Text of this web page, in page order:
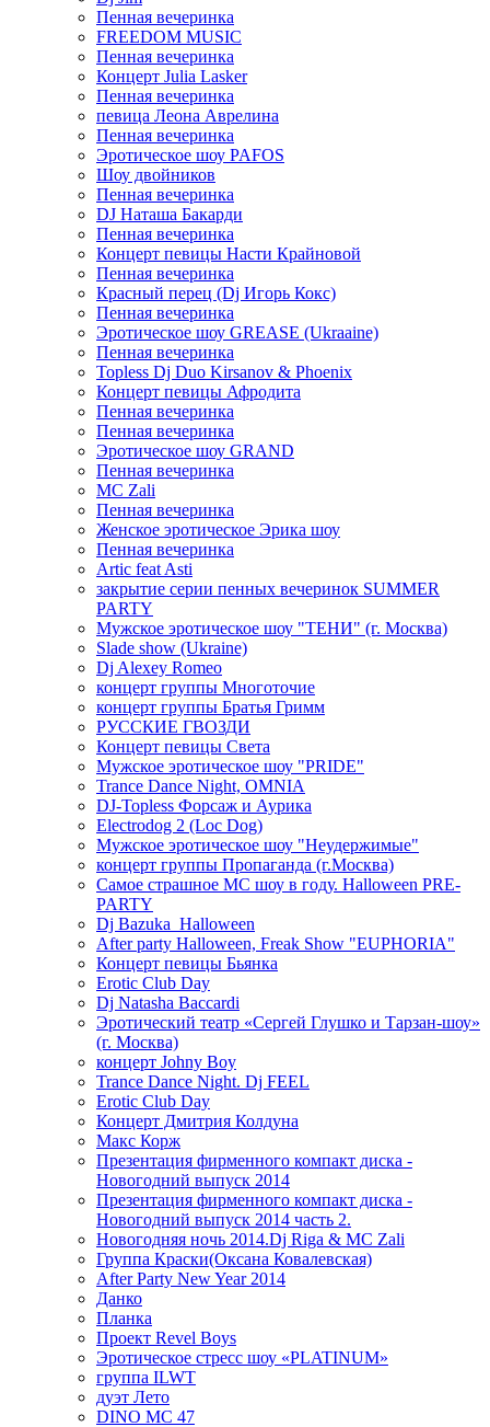
Пенная вечеринка
FREEDOM MUSIC
Пенная вечеринка
Концерт Julia Lasker
Пенная вечеринка
певица Леона Аврелина
Пенная вечеринка
Эротическое шоу PAFOS
Шоу двойников
Пенная вечеринка
DJ Наташа Бакарди
Пенная вечеринка
Концерт певицы Насти Крайновой
Пенная вечеринка
Красный перец (Dj Игорь Кокс)
Пенная вечеринка
Эротическое шоу GREASE (Ukraaine)
Пенная вечеринка
Topless Dj Duo Kirsanov & Phoenix
Концерт певицы Афродита
Пенная вечеринка
Пенная вечеринка
Эротическое шоу GRAND
Пенная вечеринка
MC Zali
Пенная вечеринка
Женское эротическое Эрика шоу
Пенная вечеринка
Artic feat Asti
закрытие серии пенных вечеринок SUMMER
PARTY
Мужское эротическое шоу "ТЕНИ" (г. Москва)
Slade show (Ukraine)
Dj Alexey Romeo
концерт группы Многоточие
концерт группы Братья Гримм
РУССКИЕ ГВОЗДИ
Концерт певицы Света
Мужское эротическое шоу "PRIDE"
Trance Dance Night, OMNIA
DJ-Topless Форсаж и Аурика
Electrodog 2 (Loc Dog)
Мужское эротическое шоу "Неудержимые"
концерт группы Пропаганда (г.Москва)
Самое страшное МС шоу в году. Halloween PRE-
PARTY
Dj Bazuka_Halloween
After party Halloween, Freak Show "EUPHORIA"
Концерт певицы Бьянка
Erotic Club Day
Dj Natasha Baccardi
Эротический театр «Сергей Глушко и Тарзан-шоу»
(г. Москва)
концерт Johny Boy
Trance Dance Night. Dj FEEL
Erotic Club Day
Концерт Дмитрия Колдуна
Макс Корж
Презентация фирменного компакт диска -
Новогодний выпуск 2014
Презентация фирменного компакт диска -
Новогодний выпуск 2014 часть 2.
Новогодняя ночь 2014.Dj Riga & MC Zali
Группа Краски(Оксана Ковалевская)
After Party New Year 2014
Данко
Планка
Проект Revel Boys
Эротическое стресс шоу «PLATINUM»
группа ILWT
дуэт Лето
DINO MC 47